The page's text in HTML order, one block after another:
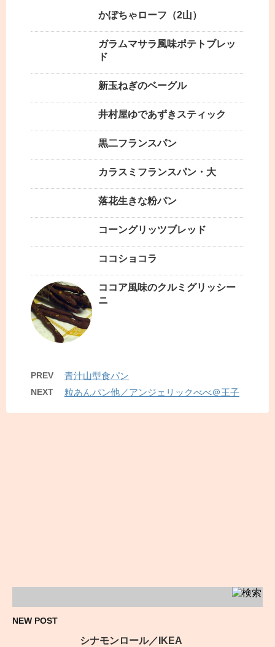
かぼちゃローフ（2山）
ガラムマサラ風味ポテトブレッ
ド
新玉ねぎのベーグル
井村屋ゆであずきスティック
黒二フランスパン
カラスミフランスパン・大
落花生きな粉パン
コーングリッツブレッド
ココショコラ
ココア風味のクルミグリッシー
ニ
PREV 青汁山型食パン
NEXT 粒あんパン他／アンジェリックべべ＠王子
NEW POST
シナモンロール／IKEA